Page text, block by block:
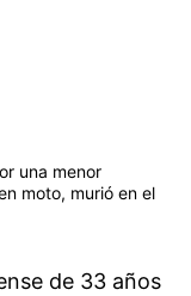
una menor
moto, murió en el
de 33 años